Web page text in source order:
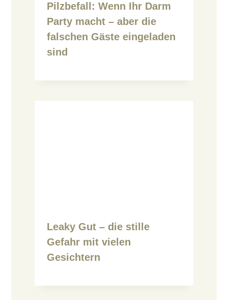
Pilzbefall: Wenn Ihr Darm
Party macht – aber die
falschen Gäste eingeladen
sind
Leaky Gut – die stille
Gefahr mit vielen
Gesichtern